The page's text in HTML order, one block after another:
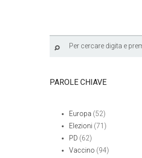
PAROLE CHIAVE
Europa (52)
Elezioni (71)
PD (62)
Vaccino (94)